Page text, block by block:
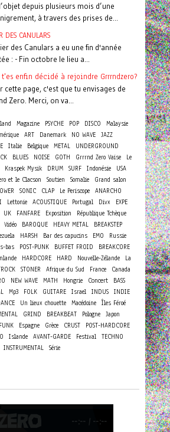
depuis plusieurs mois d’une
à travers des prises de...
DES CANULARS
des Canulars a eu une fin d'année
: - Fin octobre le lieu a...
enfin décidé à rejoindre Grrrndzero?
cette page, c'est que tu envisages de
Zero. Merci, on va...
Magazine PSYCHE POP DISCO
Malaysie
ART Danemark NO WAVE
JAZZ
Italie Belgique METAL
UNDERGROUND
BLUES NOISE GOTH Grrrnd Zero Vaise
Le
Kraspek Mysik DRUM SURF Indonésie
USA
et le Clacson Soutien Somalie
Grand salon
SONIC CLAP Le Periscope
ANARCHO
Lettonie ACOUSTIQUE Portugal Divx
EXPE
UK FANFARE Exposition
République Tchèque
Vidéo BAROQUE HEAVY METAL
BREAKSTEP
HARSH Bar des capucins EMO
Russie
bas POST-PUNK BUFFET FROID
BREAKCORE
HARDCORE HARD Nouvelle-Zélande
La
STONER Afrique du Sud France
Canada
NEW WAVE MATH Hongrie Concert
BASS
Mp3 FOLK GUITARE Israel INDUS
INDIE
Un lieux chouette Macédoine
Îles Féroé
GRIND BREAKBEAT Pologne Japon
FUNK Espagne Grèce CRUST
POST-HARDCORE
Islande AVANT-GARDE Festival TECHNO
INSTRUMENTAL Série